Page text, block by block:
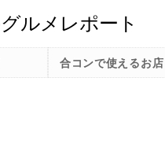
合コンで使えるお店